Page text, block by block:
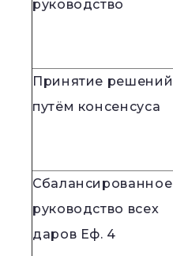
руководство
Принятие решений
путём консенсуса
Сбалансированное
руководство всех
даров Еф. 4